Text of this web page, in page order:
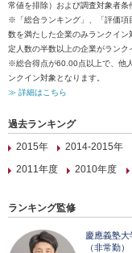
常値を排除）および調査対象者条
※「総合ランキング」、「評価項
数を満たした企業のみランクイ
定人数の半数以上の企業がランク
※総合得点が60.00点以上で、他
ンクイン対象となります。
≫ 詳細はこちら
過去ランキング
2015年
2014-2015年
2011年度
2010年度
ランキング監修
慶應義塾
（非常勤）